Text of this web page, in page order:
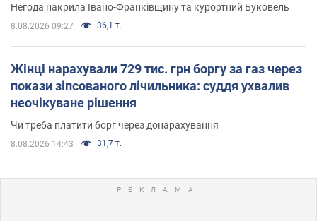
Негода накрила Івано-Франківщину та курортний Буковель
8.08.2026 09:27 36,1 т.
Жінці нарахували 729 тис. грн боргу за газ через
покази зіпсованого лічильника: суддя ухвалив
неочікуване рішення
Чи треба платити борг через донарахування
8.08.2026 14:43 31,7 т.